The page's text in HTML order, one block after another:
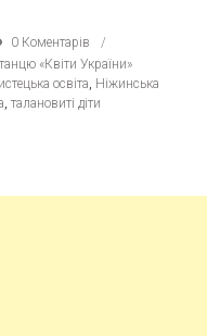
0 Коментарів
«Квіти України»
освіта, Ніжинська
, талановиті діти